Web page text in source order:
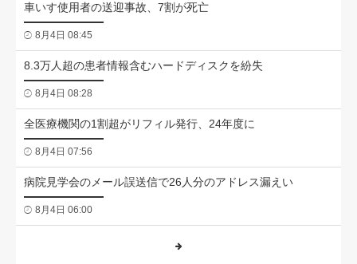
車いす使用者の送迎事故、7割が死亡
8月4日 08:45
8.3万人超の患者情報含むハードディスクを紛失
8月4日 08:28
全医療機関の1割超がリフィル発行、24年度に
8月4日 07:56
病院見学会のメール誤送信で26人分のアドレス漏えい
8月4日 06:00